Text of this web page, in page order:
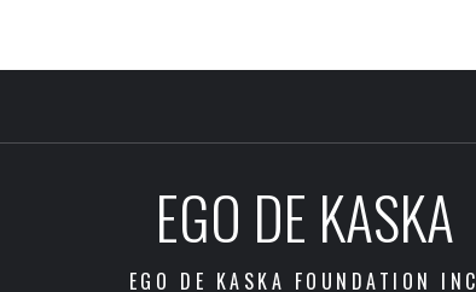
EGO DE KASKA
EGO DE KASKA FOUNDATION INC